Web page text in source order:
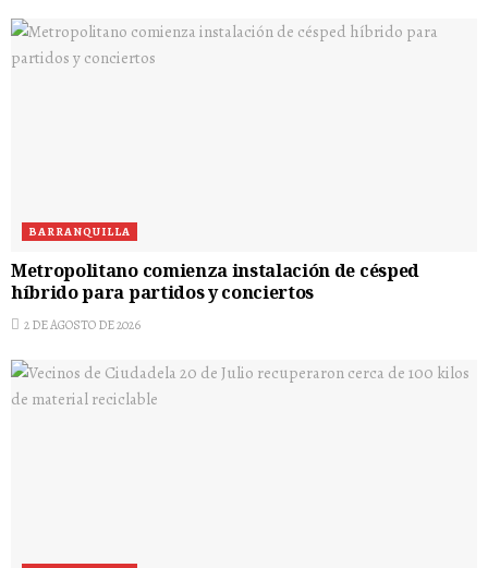
BARRANQUILLA
Metropolitano comienza instalación de césped
híbrido para partidos y conciertos
2 DE AGOSTO DE 2026